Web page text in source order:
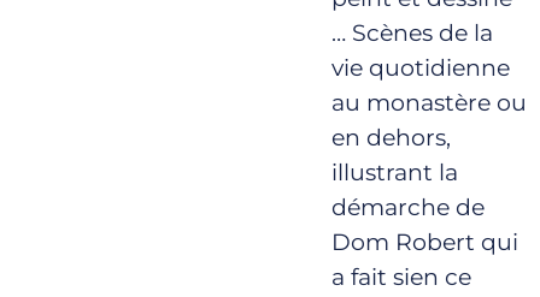
… Scènes de la
vie quotidienne
au monastère ou
en dehors,
illustrant la
démarche de
Dom Robert qui
a fait sien ce